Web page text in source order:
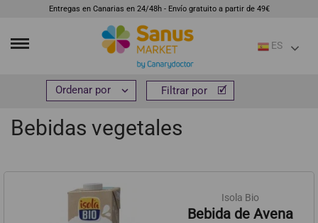
Entregas en Canarias en 24/48h - Envío gratuito a partir de 49€
ES
Alimentación Bebidas Bebidas vegetales
Bebidas vegetales
 Filtrar por
Isola Bio
Bebida de Avena
 Filtrar por